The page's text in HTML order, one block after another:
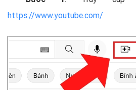
https://www.youtube.com/